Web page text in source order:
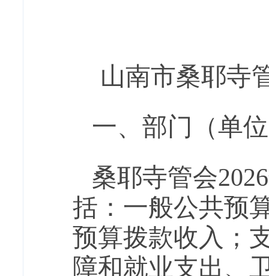
山南市桑耶寺
一、部门（单
桑耶寺管会2026
括：一般公共预
预算拨款收入；
障和就业支出、